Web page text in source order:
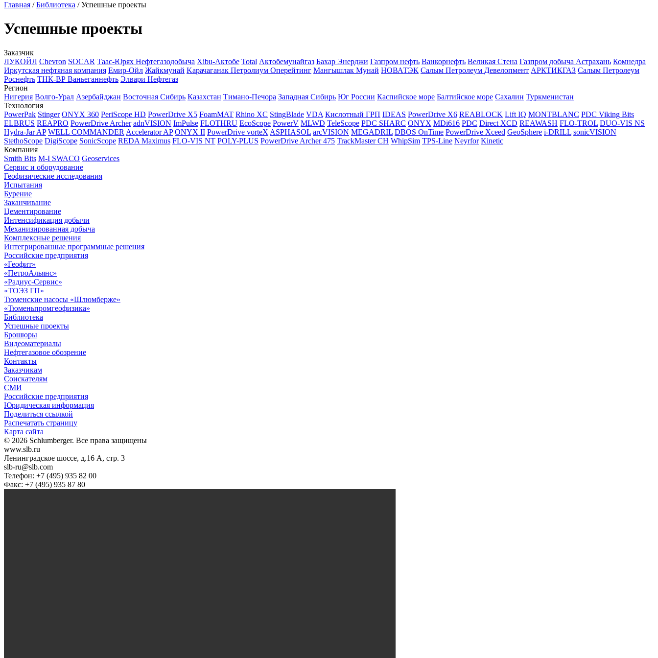
Главная /Библиотека /Успешные проекты
Успешные проекты
Заказчик
ЛУКОЙЛ Chevron SOCAR Таас-Юрях Нефтегазодобыча Xibu-Актобе Total Актобемунайгаз Бахар Энерджи Газпром нефть Ванкорнефть Великая Стена Газпром добыча Астрахань Комнедра
Иркутская нефтяная компания Емир-Ойл Жайкмунай Kарачаганак Петролиум Оперейтинг Мангышлак Мунай НОВАТЭК Салым Петролеум Девелопмент АРКТИКГАЗ Салым Петролеум
Роснефть ТНК-ВР Ваньеганнефть Элвари Нефтегаз
Регион
Нигерия Волго-Урал Азербайджан Восточная Сибирь Казахстан Тимано-Печора Западная Сибирь Юг России Каспийское море Балтийское море Сахалин Туркменистан
Технология
PowerPak Stinger ONYX 360 PeriScope HD PowerDrive X5 FoamMAT Rhino XC StingBlade VDA Кислотный ГРП IDEAS PowerDrive X6 REABLOCK Lift IQ MONTBLANC PDC Viking Bits
ELBRUS REAPRO PowerDrive Archer adnVISION ImPulse FLOTHRU EcoScope PowerV MLWD TeleScope PDC SHARC ONYX MDi616 PDC Direct XCD REAWASH FLO-TROL DUO-VIS NS
Hydra-Jar AP WELL COMMANDER Accelerator AP ONYX II PowerDrive vorteX ASPHASOL arcVISION MEGADRIL DBOS OnTime PowerDrive Xceed GeoSphere i-DRILL sonicVISION
StethoScope DigiScope SonicScope REDA Maximus FLO-VIS NT POLY-PLUS PowerDrive Archer 475 TrackMaster CH WhipSim TPS-Line Neyrfor Kinetic
Компания
Smith Bits M-I SWACO Geoservices
Сервис и оборудование
Геофизические исследования
Испытания
Бурение
Заканчивание
Цементирование
Интенсификация добычи
Механизированная добыча
Комплексные решения
Интегрированные программные решения
Российские предприятия
«Геофит»
«ПетроАльянс»
«Радиус-Сервис»
«ТОЭЗ ГП»
Тюменские насосы «Шлюмберже»
«Тюменьпромгеофизика»
Библиотека
Успешные проекты
Брошюры
Видеоматериалы
Нефтегазовое обозрение
Контакты
Заказчикам
Соискателям
СМИ
Российские предприятия
Юридическая информация
Поделиться ссылкой
Распечатать страницу
Карта сайта
© 2026 Schlumberger. Все права защищены
www.slb.ru
Ленинградское шоссе, д.16 А, стр. 3
slb-ru@slb.com
Телефон: +7 (495) 935 82 00
Факс: +7 (495) 935 87 80